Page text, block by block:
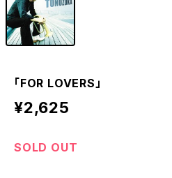
「FOR LOVERS」
¥2,625
SOLD OUT